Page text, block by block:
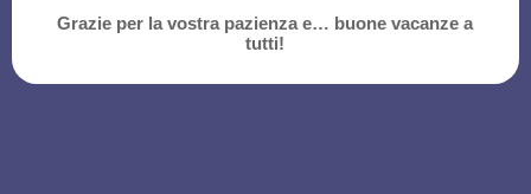
Grazie per la vostra pazienza e… buone vacanze a
tutti!